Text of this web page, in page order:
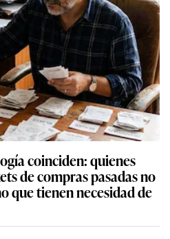
coinciden: quienes
de compras pasadas no
que tienen necesidad de